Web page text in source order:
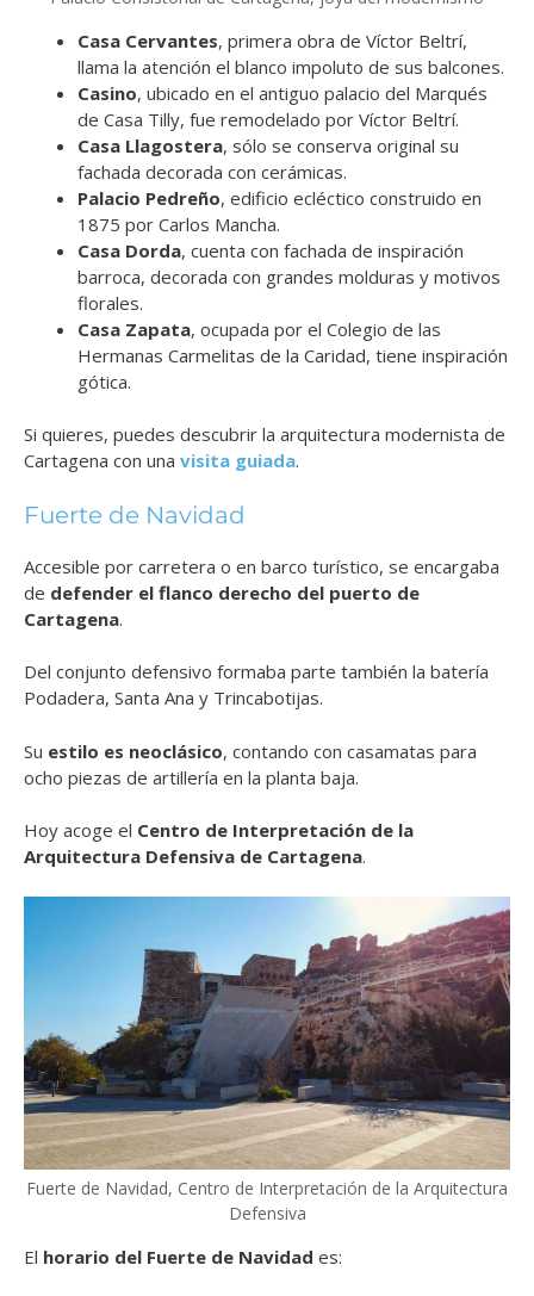
Casa Cervantes, primera obra de Víctor Beltrí,
llama la atención el blanco impoluto de sus balcones.
Casino, ubicado en el antiguo palacio del Marqués
de Casa Tilly, fue remodelado por Víctor Beltrí.
Casa Llagostera, sólo se conserva original su
fachada decorada con cerámicas.
Palacio Pedreño, edificio ecléctico construido en
1875 por Carlos Mancha.
Casa Dorda, cuenta con fachada de inspiración
barroca, decorada con grandes molduras y motivos
florales.
Casa Zapata, ocupada por el Colegio de las
Hermanas Carmelitas de la Caridad, tiene inspiración
gótica.
Si quieres, puedes descubrir la arquitectura modernista de
Cartagena con una visita guiada.
Fuerte de Navidad
Accesible por carretera o en barco turístico, se encargaba
de defender el flanco derecho del puerto de
Cartagena.
Del conjunto defensivo formaba parte también la batería
Podadera, Santa Ana y Trincabotijas.
Su estilo es neoclásico, contando con casamatas para
ocho piezas de artillería en la planta baja.
Hoy acoge el Centro de Interpretación de la
Arquitectura Defensiva de Cartagena.
Fuerte de Navidad, Centro de Interpretación de la Arquitectura
Defensiva
El horario del Fuerte de Navidad es: